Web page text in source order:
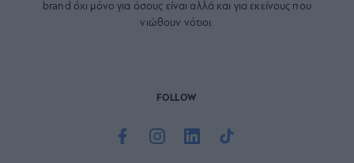
brand όχι μόνο για όσους είναι αλλά και για εκείνους που
νιώθουν νότιοι.
FOLLOW